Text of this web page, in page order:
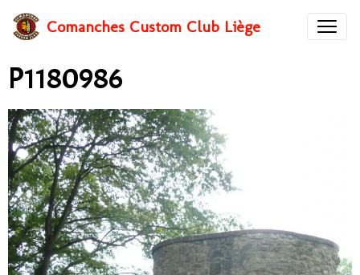
Comanches Custom Club Liège
P1180986